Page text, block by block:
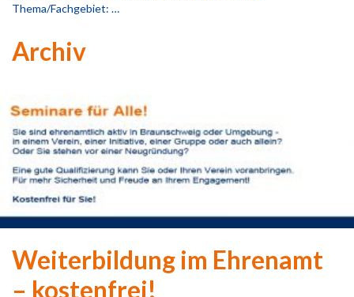
Thema/Fachgebiet: …
Archiv
Weiterbildung im Ehrenamt
– kostenfrei!